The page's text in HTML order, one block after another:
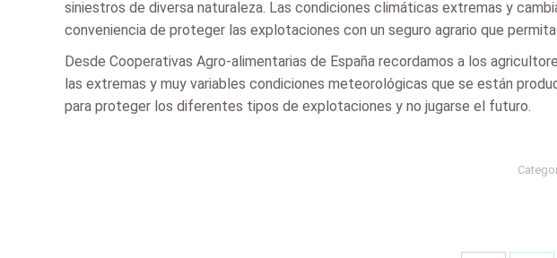
siniestros de diversa naturaleza. Las condiciones climáticas extremas y
conveniencia de proteger las explotaciones con un seguro agrario que
Desde Cooperativas Agro-alimentarias de España recordamos a los
las extremas y muy variables condiciones meteorológicas que se están
para proteger los diferentes tipos de explotaciones y no jugarse el futuro.